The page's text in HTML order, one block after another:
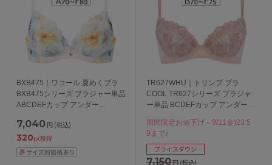
BXB475｜ワコール 夏めくブラ
BXB475シリーズ ブラジャー単品
ABCDEFカップ アンダー
7,040 円 (税込)
320pt獲得
TR627WHU｜トリンプ ブラ
COOL TR627シリーズ ブラジャ
ー単品 BCDEFカップ アンダー
期間限定お値下げ～9/11金)23:5
9まで♪
7,150円(税込)
プライスダウン